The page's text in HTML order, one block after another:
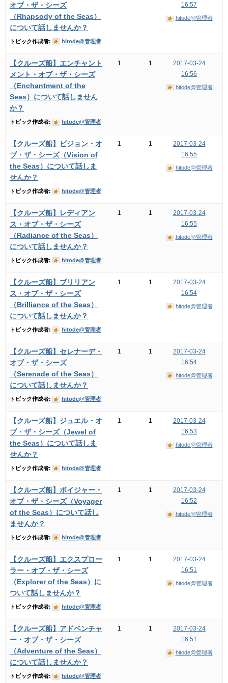
オブ・ザ・シーズ
（Rhapsody of the Seas）
について話しませんか？
トピック作成者: hitode@管理者
16:57
hitode@管理者
【クルーズ船】エンチャント
メント・オブ・ザ・シーズ
（Enchantment of the
Seas）について話しません
か？
トピック作成者: hitode@管理者
1 1
2017-03-24
16:56
hitode@管理者
【クルーズ船】ビジョン・オ
ブ・ザ・シーズ（Vision of
the Seas）について話しま
せんか？
トピック作成者: hitode@管理者
1 1
2017-03-24
16:55
hitode@管理者
【クルーズ船】レディアン
ス・オブ・ザ・シーズ
（Radiance of the Seas）
について話しませんか？
トピック作成者: hitode@管理者
1 1
2017-03-24
16:55
hitode@管理者
【クルーズ船】ブリリアン
ス・オブ・ザ・シーズ
（Brilliance of the Seas）
について話しませんか？
トピック作成者: hitode@管理者
1 1
2017-03-24
16:54
hitode@管理者
【クルーズ船】セレナーデ・
オブ・ザ・シーズ
（Serenade of the Seas）
について話しませんか？
トピック作成者: hitode@管理者
1 1
2017-03-24
16:54
hitode@管理者
【クルーズ船】ジュエル・オ
ブ・ザ・シーズ（Jewel of
the Seas）について話しま
せんか？
トピック作成者: hitode@管理者
1 1
2017-03-24
16:53
hitode@管理者
【クルーズ船】ボイジャー・
オブ・ザ・シーズ（Voyager
of the Seas）について話し
ませんか？
トピック作成者: hitode@管理者
1 1
2017-03-24
16:52
hitode@管理者
【クルーズ船】エクスプロー
ラー・オブ・ザ・シーズ
（Explorer of the Seas）に
ついて話しませんか？
トピック作成者: hitode@管理者
1 1
2017-03-24
16:51
hitode@管理者
【クルーズ船】アドベンチャ
ー・オブ・ザ・シーズ
（Adventure of the Seas）
について話しませんか？
トピック作成者: hitode@管理者
1 1
2017-03-24
16:51
hitode@管理者